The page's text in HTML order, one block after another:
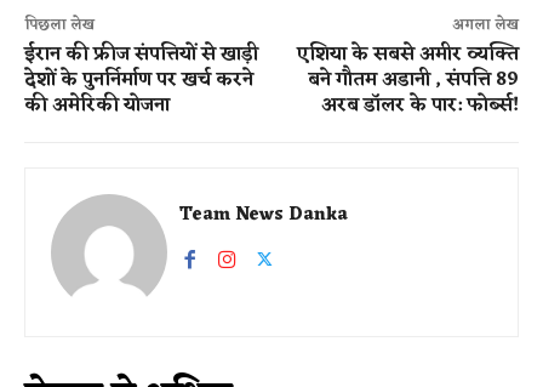
पिछला लेख
ईरान की फ्रीज संपत्तियों से खाड़ी
देशों के पुनर्निर्माण पर खर्च करने
की अमेरिकी योजना
अगला लेख
एशिया के सबसे अमीर व्यक्ति
बने गौतम अडानी , संपत्ति 89
अरब डॉलर के पार: फोर्ब्स!
Team News Danka